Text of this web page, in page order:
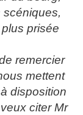
scéniques,
prisée
remercier
mettent
disposition
citer Mr